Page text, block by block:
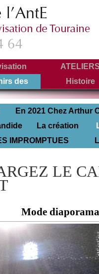
des
En 2021 Chez Arthur
La création
2011
IMPROMPTUES
Histoire
Toutes les
« UN SONGE
LE
Mode diaporama